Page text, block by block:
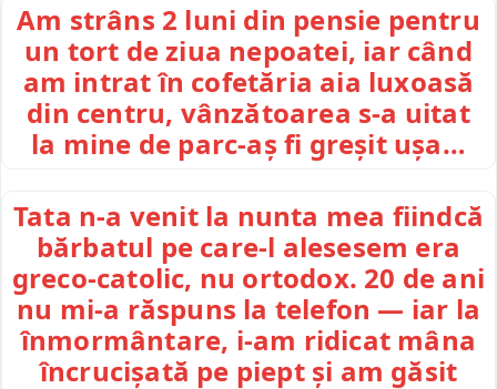
Am strâns 2 luni din pensie pentru
un tort de ziua nepoatei, iar când
am intrat în cofetăria aia luxoasă
din centru, vânzătoarea s-a uitat
la mine de parc-aș fi greșit ușa…
Tata n-a venit la nunta mea fiindcă
bărbatul pe care-l alesesem era
greco-catolic, nu ortodox. 20 de ani
nu mi-a răspuns la telefon — iar la
înmormântare, i-am ridicat mâna
încrucișată pe piept și am găsit